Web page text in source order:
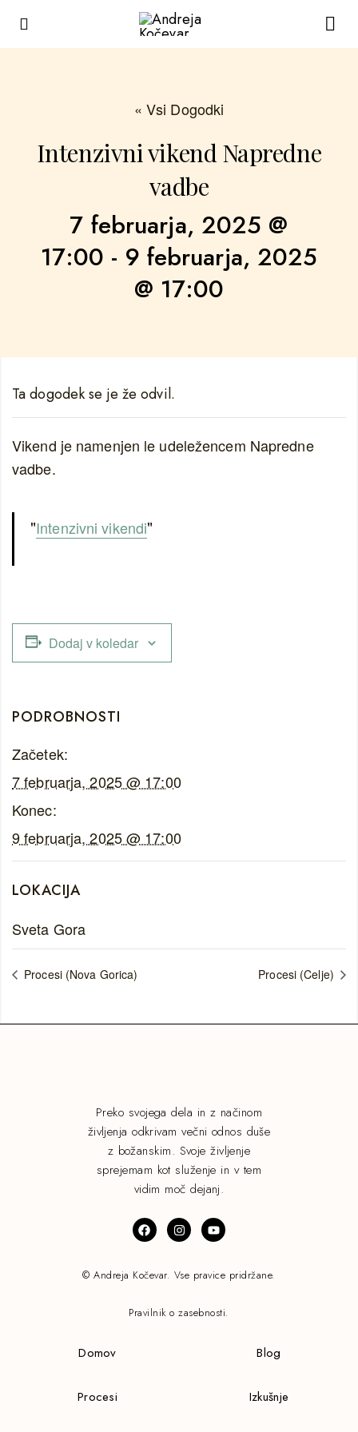
« Vsi Dogodki
Intenzivni vikend Napredne
vadbe
7 februarja, 2025 @
17:00 - 9 februarja, 2025
@ 17:00
Ta dogodek se je že odvil.
Vikend je namenjen le udeležencem Napredne
vadbe.
Intenzivni vikendi
Dodaj v koledar
PODROBNOSTI
Začetek:
7 februarja, 2025 @ 17:00
Konec:
9 februarja, 2025 @ 17:00
LOKACIJA
Sveta Gora
Procesi (Nova Gorica) Procesi (Celje)
Preko svojega dela in z načinom
življenja odkrivam večni odnos duše
z božanskim. Svoje življenje
sprejemam kot služenje in v tem
vidim moč dejanj.
© Andreja Kočevar. Vse pravice pridržane.
Pravilnik o zasebnosti.
Domov
Procesi
Blog
Izkušnje